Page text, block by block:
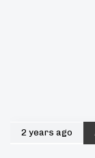
2 years ago